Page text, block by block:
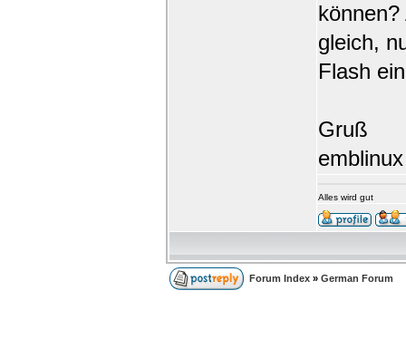
gleich,
Flash
Gruß
emblinux
Alles wird gut
Forum Index » German Forum